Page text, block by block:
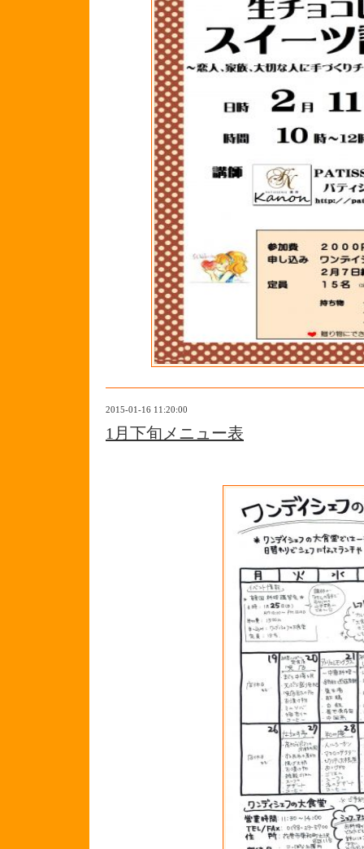
2015-01-16 11:20:00
1月下旬メニュー表